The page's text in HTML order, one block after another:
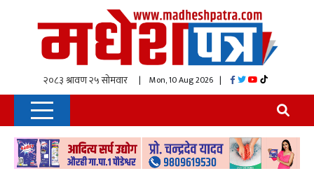
| Mon, 10 Aug 2026 |